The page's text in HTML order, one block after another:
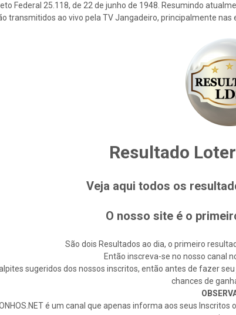
Federal 25.118, de 22 de junho de 1948. Resumindo
transmitidos ao vivo pela TV Jangadeiro, principalmente
Resultado
Veja aqui todos os
O nosso site é o
São dois Resultados ao dia, o primeiro
Então inscreva-se no nosso canal
sugeridos dos nossos inscritos, então antes de fazer
chances de
é um canal que apenas informa aos seus